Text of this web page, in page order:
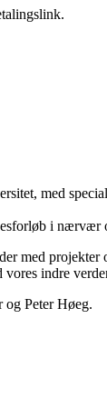
med
i nærvær
med
vores indre
Peter Høeg.